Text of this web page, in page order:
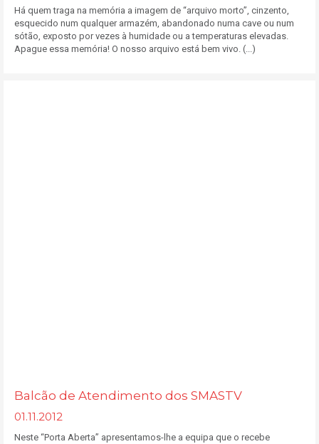
Há quem traga na memória a imagem de “arquivo morto”, cinzento,
esquecido num qualquer armazém, abandonado numa cave ou num
sótão, exposto por vezes à humidade ou a temperaturas elevadas.
Apague essa memória! O nosso arquivo está bem vivo. (...)
Balcão de Atendimento dos SMASTV
01.11.2012
Neste “Porta Aberta” apresentamos-lhe a equipa que o recebe